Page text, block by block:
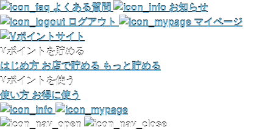
よくある質問
お知らせ
ログアウト
マイページ
Vポイントを貯める
はじめ方 お店で貯める もっと貯める
Vポイントを使う
使い方 お得に使う